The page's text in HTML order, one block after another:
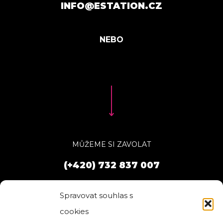
Spravovat souhlas s
cookies
INFO@ESTATION.CZ
MŮŽEME SI ZAVOLAT
(+420) 732 837 007